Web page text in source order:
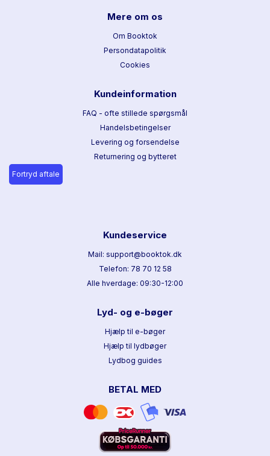
Mere om os
Om Booktok
Persondatapolitik
Cookies
Kundeinformation
FAQ - ofte stillede spørgsmål
Handelsbetingelser
Levering og forsendelse
Returnering og bytteret
Fortryd aftale
Kundeservice
Mail: support@booktok.dk
Telefon: 78 70 12 58
Alle hverdage: 09:30-12:00
Lyd- og e-bøger
Hjælp til e-bøger
Hjælp til lydbøger
Lydbog guides
BETAL MED